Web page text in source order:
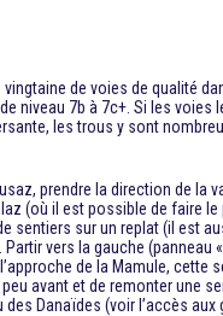
vingtaine de voies de qualité
niveau 7b à 7c+. Si les voies
les trous y sont
prendre la direction de la
(où il est possible de faire le
sentiers sur un replat (il est
Partir vers la gauche
de la Mamule, cette
avant et de remonter une
des Danaïdes (voir l’accès